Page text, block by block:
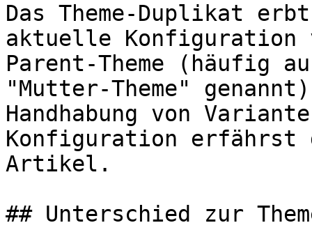
Das Theme-Duplikat
aktuelle Konfiguration
Parent-Theme (häufig
"Mutter-Theme"
Handhabung von
Konfiguration erfährst
Artikel.
## Unterschied zur